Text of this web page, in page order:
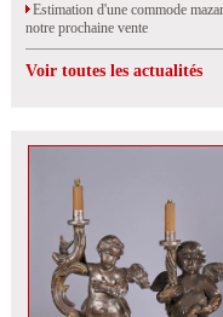
Estimation d'une commode
notre prochaine vente
Voir toutes les actualités